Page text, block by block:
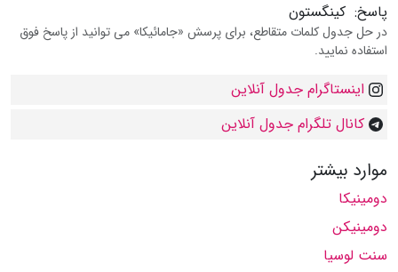
پاسخ: کینگستون
در حل جدول کلمات متقاطع، برای پرسش «جامائیکا» می توانید از پاسخ فوق
استفاده نمایید.
اینستاگرام جدول آنلاین
کانال تلگرام جدول آنلاین
موارد بیشتر
دومینیکا
دومینیکن
سنت لوسیا